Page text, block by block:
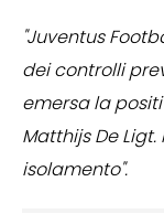
"Juventus
dei controlli
emersa la
Matthijs De
isolamento".